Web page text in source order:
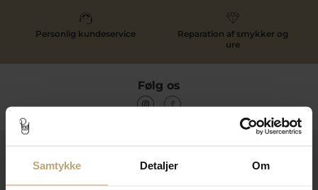
Samtykke Detaljer Om
kollektioner som Classic, Finesse, Primini, Fina, Grace,
Link og andre fine armbånd. Fælles for dem alle er den
høje kvalitet af materiale og den bæredygtige kutur
Udforsk Julie Sandlau armbånd på
tilbud
Du kan løbende holde øje med siden her hvis du er på
tilbud.
Personlig kundeservice
Reparation af smykker og
ure
Følg os
Åbningstider I Butikken